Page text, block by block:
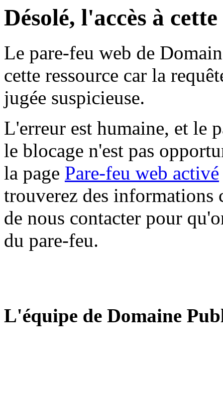
Désolé, l'accès à
Le pare-feu web de
cette ressource car la
jugée suspicieuse.
L'erreur est humaine, et le
le blocage n'est pas
la page Pare-feu web activé
trouverez des informations
de nous contacter pour
du pare-feu.
L'équipe de Domaine